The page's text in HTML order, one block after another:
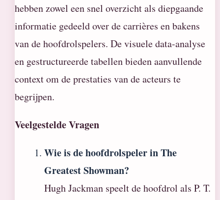
hebben zowel een snel overzicht als diepgaande
informatie gedeeld over de carrières en bakens
van de hoofdrolspelers. De visuele data-analyse
en gestructureerde tabellen bieden aanvullende
context om de prestaties van de acteurs te
begrijpen.
Veelgestelde Vragen
Wie is de hoofdrolspeler in The
Greatest Showman?
Hugh Jackman speelt de hoofdrol als P. T.